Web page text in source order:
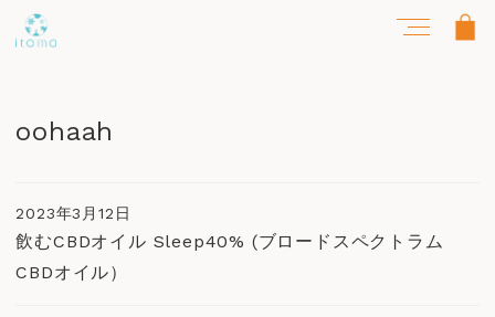
oohaah
飲むCBDオイル Sleep40% (ブロードスペクトラム
CBDオイル）
2023年3月12日